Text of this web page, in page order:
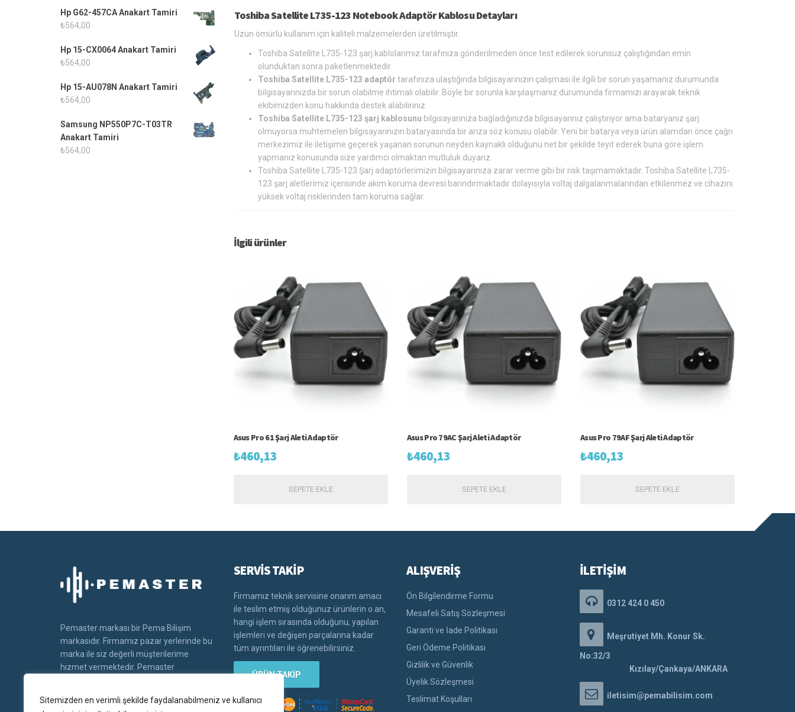
Sitemizden en verimli şekilde faydalanabilmeniz ve kullanıcı
Toshiba Satellite L735-123 Notebook Adaptör Kablosu Detayları
Uzun ömürlü kullanım için kaliteli malzemelerden üretilmiştir.
Toshiba Satellite L735-123 şarj kablolarımız tarafınıza gönderilmeden önce test edilerek sorunsuz çalıştığından emin
olunduktan sonra paketlenmektedir.
Toshiba Satellite L735-123 adaptör tarafınıza ulaştığında bilgisayarınızın çalışması ile ilgili bir sorun yaşamanız durumunda
bilgisayarınızda bir sorun olabilme ihtimali olabilir. Böyle bir sorunla karşılaşmanız durumunda firmamızı arayarak teknik
ekibimizden konu hakkında destek alabiliriniz.
Toshiba Satellite L735-123 şarj kablosunu bilgisayarınıza bağladığınızda bilgisayarınız çalıştırıyor ama bataryanız şarj
olmuyorsa muhtemelen bilgisayarınızın bataryasında bir arıza söz konusu olabilir. Yeni bir batarya veya ürün alamdan önce çağrı
merkezimiz ile iletişime geçerek yaşanan sorunun neyden kaynaklı olduğunu net bir şekilde teyit ederek buna göre işlem
yapmanız konusunda size yardımcı olmaktan mutluluk duyarız.
Toshiba Satellite L735-123 Şarj adaptörlerimizin bilgisayarınıza zarar verme gibi bir risk taşımamaktadır. Toshiba Satellite L735-
123 şarj aletlerimiz içerisinde akım koruma devresi barındırmaktadır dolayısıyla voltaj dalgalanmalarından etkilenmez ve cihazını
yüksek voltaj risklerinden tam koruma sağlar.
İlgili ürünler
Asus Pro 61 Şarj Aleti Adaptör
₺460,13
SEPETE EKLE
Asus Pro 79AC Şarj Aleti Adaptör
₺460,13
SEPETE EKLE
Asus Pro 79AF Şarj Aleti Adaptör
₺460,13
SEPETE EKLE
Hp G62-457CA Anakart Tamiri
₺564,00
Hp 15-CX0064 Anakart Tamiri
₺564,00
Hp 15-AU078N Anakart Tamiri
₺564,00
Samsung NP550P7C-T03TR
Anakart Tamiri
₺564,00
Pemaster markası bir Pema Bilişim
markasıdır. Firmamız pazar yerlerinde bu
marka ile siz değerli müşterilerime
hizmet vermektedir. Pemaster
SERVİS TAKİP
Firmamız teknik servisine onarım amacı
ile teslim etmiş olduğunuz ürünlerin o an,
hangi işlem sırasında olduğunu, yapılan
işlemleri ve değişen parçalarına kadar
tüm ayrıntıları ile öğrenebilirsiniz.
ÜRÜN TAKİP
ALIŞVERİŞ
Ön Bilgilendirme Formu
Mesafeli Satış Sözleşmesi
Garanti ve İade Politikası
Geri Ödeme Politikası
Gizlilik ve Güvenlik
Üyelik Sözleşmesi
Teslimat Koşulları
İLETİŞİM
0312 424 0 450
Meşrutiyet Mh. Konur Sk.
No:32/3
Kızılay/Çankaya/ANKARA
iletisim@pemabilisim.com